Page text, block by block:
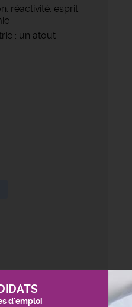
réactivité, esprit
: un atout
d'emploi